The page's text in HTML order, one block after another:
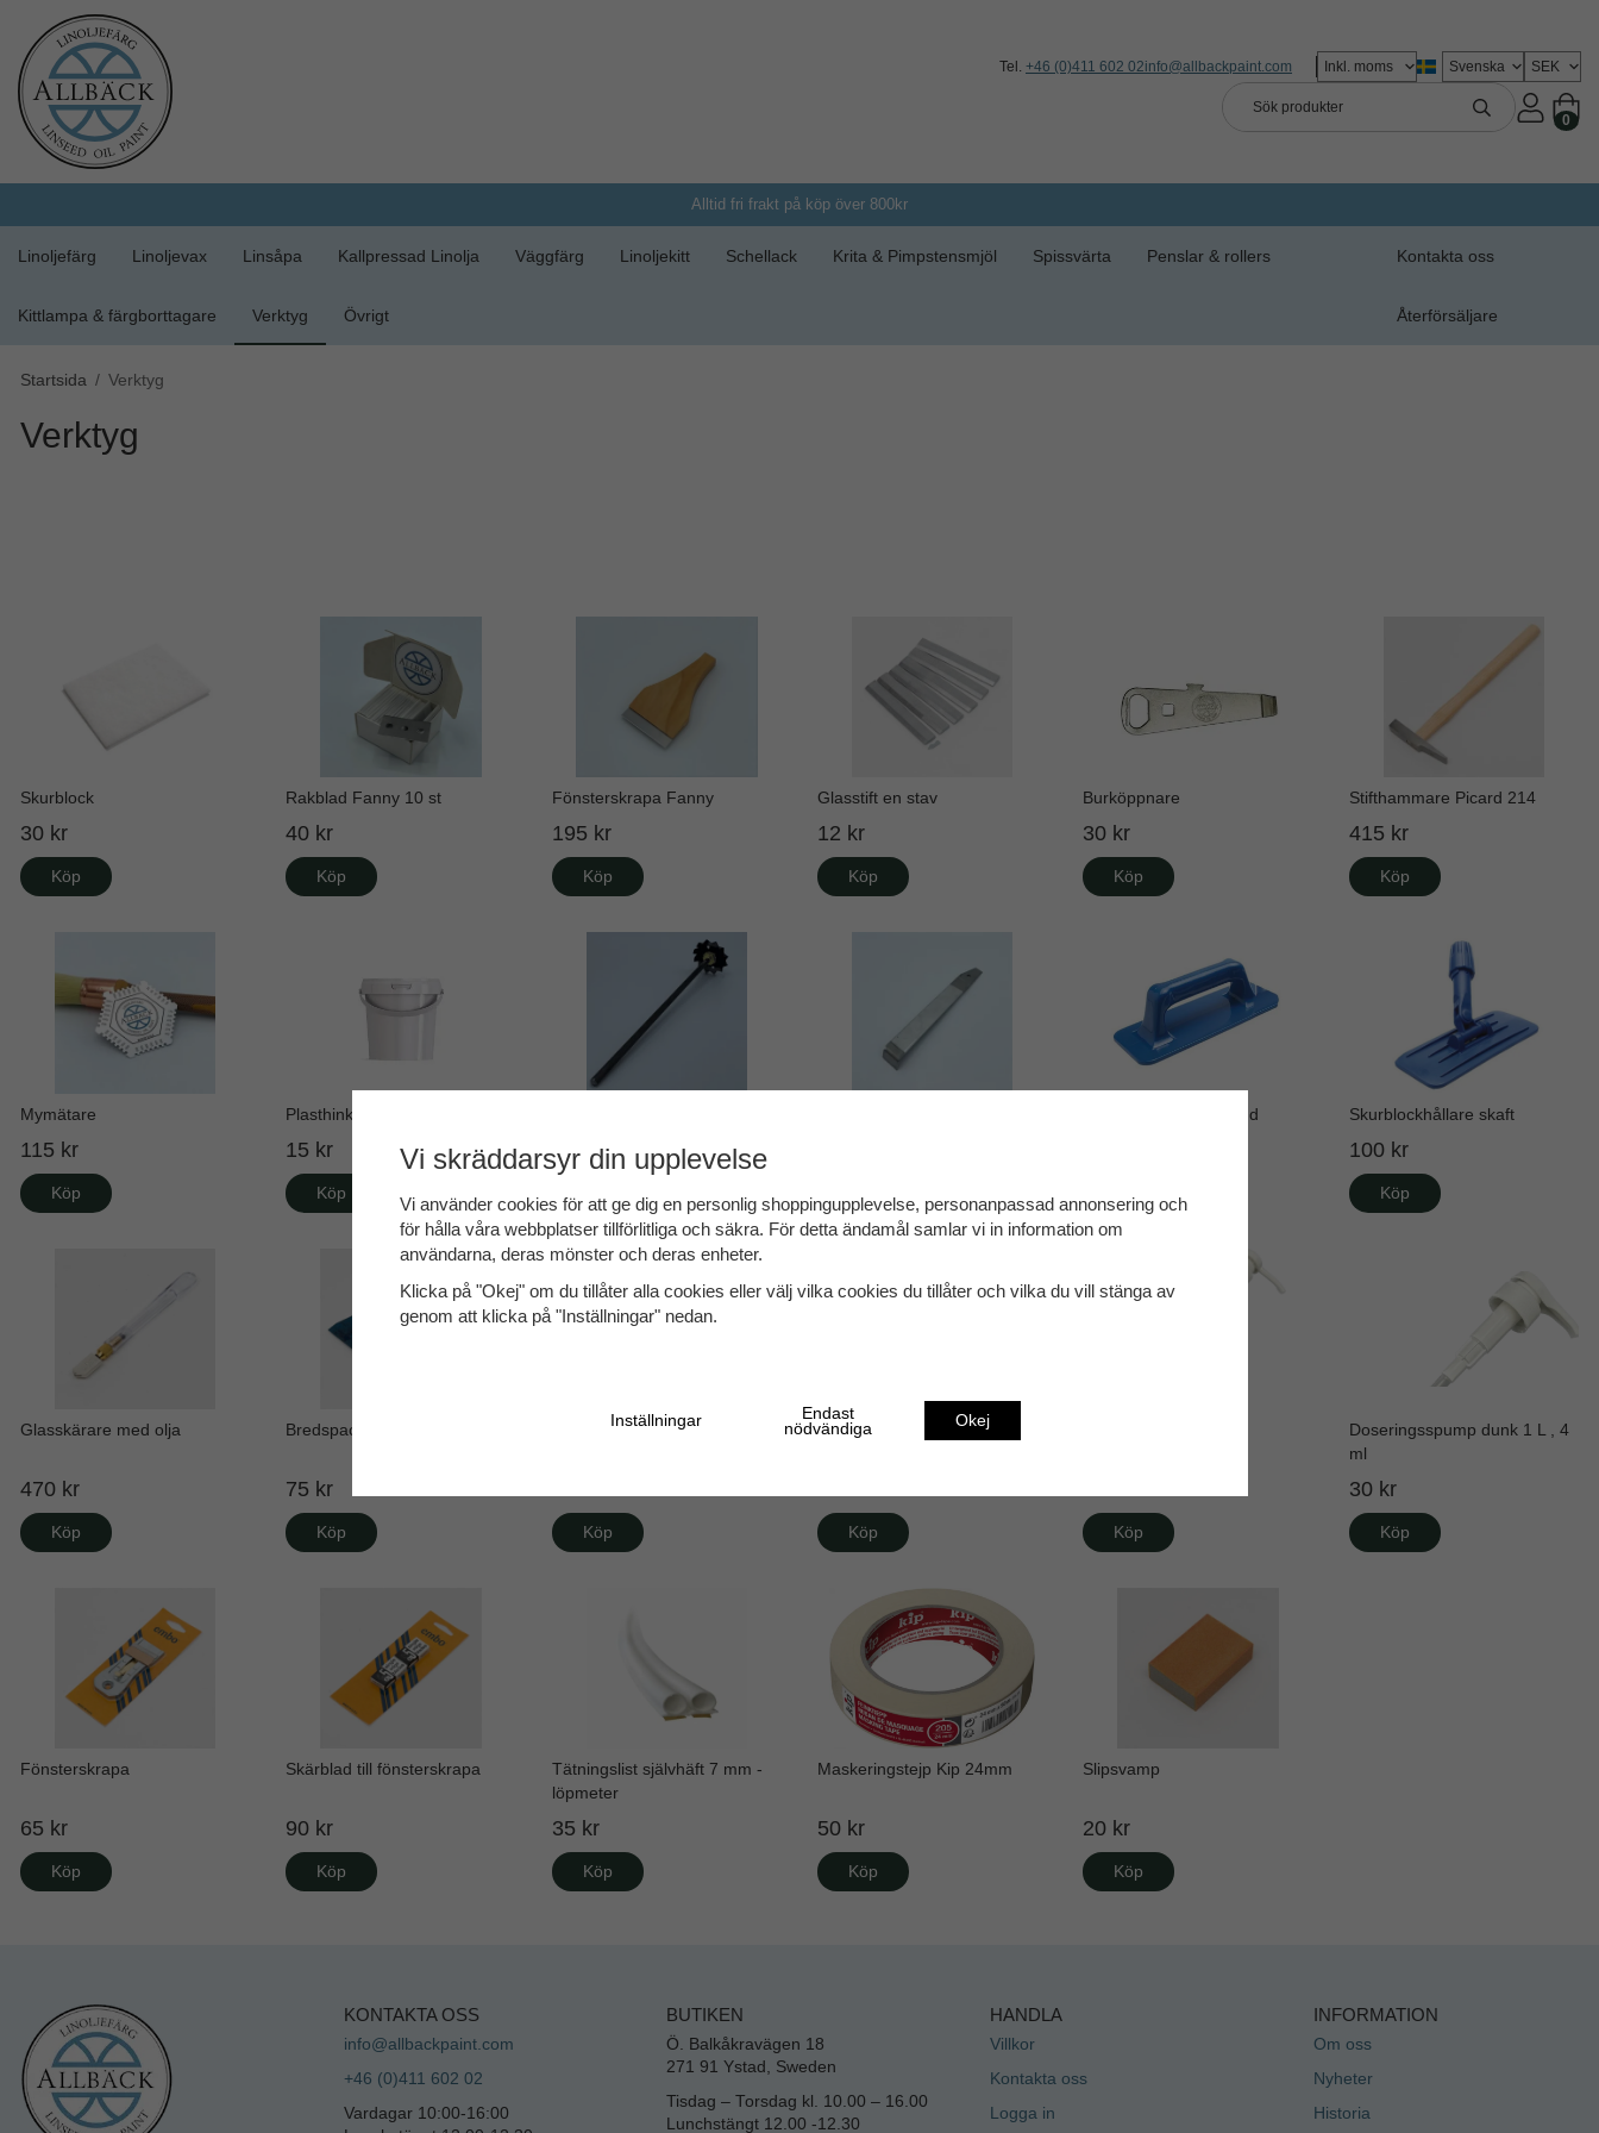
Tel. +46 (0)411 602 02info@allbackpaint.com
0
Alltid fri frakt på köp över 800kr
Linoljefärg Linoljevax Linsåpa Kallpressad Linolja Väggfärg Linoljekitt Schellack Krita & Pimpstensmjöl Spissvärta Penslar & rollers
Kittlampa & färgborttagare Verktyg Övrigt
Kontakta oss
Återförsäljare
Startsida / Verktyg
Verktyg
Skurblock
30 kr
Köp
Rakblad Fanny 10 st
40 kr
Köp
Fönsterskrapa Fanny
195 kr
Köp
Glasstift en stav
12 kr
Köp
Burköppnare
30 kr
Köp
Stifthammare Picard 214
415 kr
Köp
Mymätare
115 kr
Köp
Plasthink
15 kr
Köp
160 kr
Skurblockshållare hand Skurblockhållare skaft
100 kr
Köp
Glasskärare med olja
470 kr
Köp
Bredspackel 150 mm
75 kr
Köp
Kittkniv 40 mm
Köp
Doseringspump svart
Köp Köp
Doseringsspump dunk 1 L , 4
ml
30 kr
Köp
Fönsterskrapa
65 kr
Köp
Skärblad till fönsterskrapa
90 kr
Köp
Tätningslist självhäft 7 mm -
löpmeter
35 kr
Köp
Maskeringstejp Kip 24mm
50 kr
Köp
Slipsvamp
20 kr
Köp
KONTAKTA OSS
info@allbackpaint.com
+46 (0)411 602 02
Vardagar 10:00-16:00
BUTIKEN
Ö. Balkåkravägen 18
271 91 Ystad, Sweden
Tisdag – Torsdag kl. 10.00 – 16.00
Lunchstängt 12.00 -12.30
HANDLA
Villkor
Kontakta oss
Logga in
INFORMATION
Om oss
Nyheter
Historia
Vi skräddarsyr din upplevelse
Vi använder cookies för att ge dig en personlig shoppingupplevelse, personanpassad annonsering och
för hålla våra webbplatser tillförlitliga och säkra. För detta ändamål samlar vi in information om
användarna, deras mönster och deras enheter.
Klicka på "Okej" om du tillåter alla cookies eller välj vilka cookies du tillåter och vilka du vill stänga av
genom att klicka på "Inställningar" nedan.
Inställningar
Endast
nödvändiga
Okej